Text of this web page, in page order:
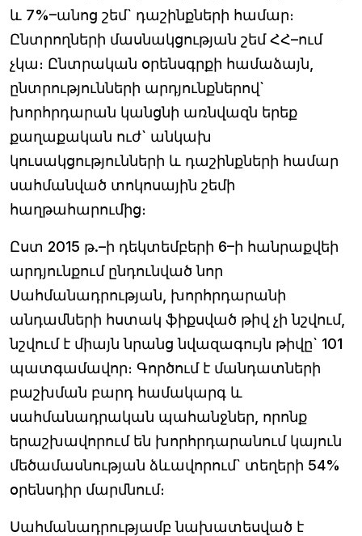
և 7%–անոց շեմ` դաշինքների համար։
Ընտրողների մասնակցության շեմ ՀՀ–ում
չկա։ Ընտրական օրենսգրքի համաձայն,
ընտրությունների արդյունքներով`
խորհրդարան կանցնի առնվազն երեք
քաղաքական ուժ` անկախ
կուսակցությունների և դաշինքների համար
սահմանված տոկոսային շեմի
հաղթահարումից։
Ըստ 2015 թ.–ի դեկտեմբերի 6–ի հանրաքվեի
արդյունքում ընդունված նոր
Սահմանադրության, խորհրդարանի
անդամների հստակ ֆիքսված թիվ չի նշվում,
նշվում է միայն նրանց նվազագույն թիվը` 101
պատգամավոր։ Գործում է մանդատների
բաշխման բարդ համակարգ և
սահմանադրական պահանջներ, որոնք
երաշխավորում են խորհրդարանում կայուն
մեծամասնության ձևավորում` տեղերի 54%
օրենսդիր մարմնում։
Սահմանադրությամբ նախատեսված է